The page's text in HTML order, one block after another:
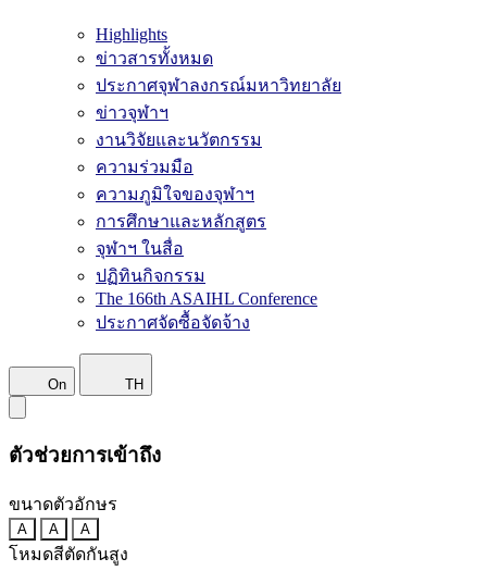
Highlights
ข่าวสารทั้งหมด
ประกาศจุฬาลงกรณ์มหาวิทยาลัย
ข่าวจุฬาฯ
งานวิจัยและนวัตกรรม
ความร่วมมือ
ความภูมิใจของจุฬาฯ
การศึกษาและหลักสูตร
จุฬาฯ ในสื่อ
ปฏิทินกิจกรรม
The 166th ASAIHL Conference
ประกาศจัดซื้อจัดจ้าง
On TH
ตัวช่วยการเข้าถึง
ขนาดตัวอักษร
A A A
โหมดสีตัดกันสูง